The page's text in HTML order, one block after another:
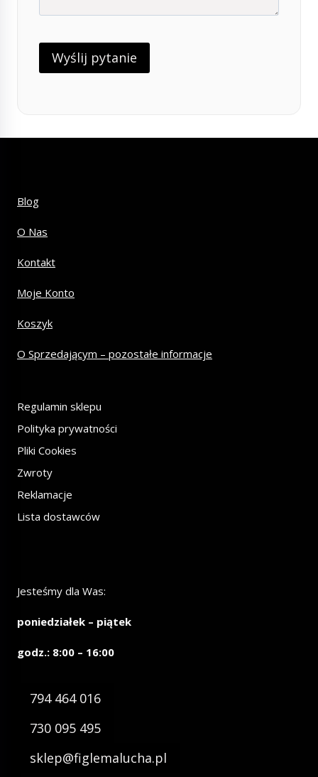
Blog
O Nas
Kontakt
Moje Konto
Koszyk
O Sprzedającym – pozostałe informacje
Regulamin sklepu
Polityka prywatności
Pliki Cookies
Zwroty
Reklamacje
Lista dostawców
Jesteśmy dla Was:
poniedziałek – piątek
godz.: 8:00 – 16:00
794 464 016
730 095 495
sklep@figlemalucha.pl